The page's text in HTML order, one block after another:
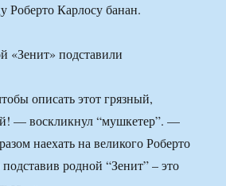
Роберто Карлосу банан.
описать этот грязный,
— воскликнул “мушкетер”. —
наехать на великого Роберто
родной “Зенит” – это